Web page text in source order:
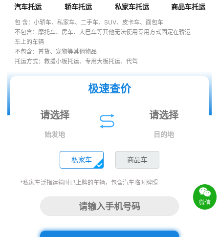
汽车托运 轿车托运 私家车托运 商品车托运
包 含：小轿车、私家车、二手车、SUV、皮卡车、面包车
不包含：摩托车、房车、大巴车等其他无法使用专用方式固定在轿运
车上的车辆
不包含：普货、宠物等其他物品
托运方式：救援小板托运、专用大板托运、代驾
极速查价
始发地 目的地
私家车 商品车
*私家车泛指运输时已上牌的车辆，包含汽车临时牌照
微信